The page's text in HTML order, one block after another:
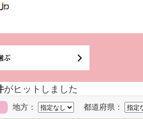
がヒットしました
地方： 都道府県：